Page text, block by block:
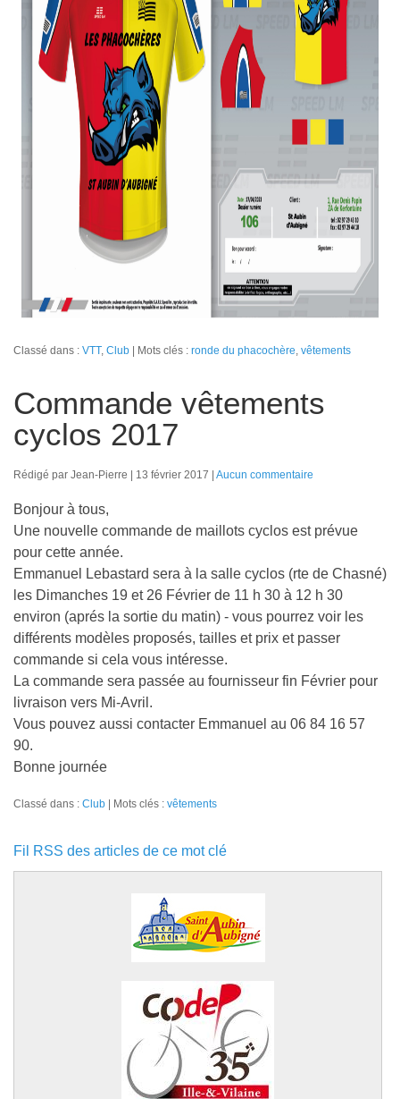
Classé dans : VTT, Club Mots clés : ronde du phacochère vêtements
Commande vêtements
cyclos 2017
Rédigé par Jean-Pierre 13 février 2017 Aucun commentaire
Bonjour à tous,
Une nouvelle commande de maillots cyclos est prévue
pour cette année.
Emmanuel Lebastard sera à la salle cyclos (rte de Chasné)
les Dimanches 19 et 26 Février de 11 h 30 à 12 h 30
environ (aprés la sortie du matin) - vous pourrez voir les
différents modèles proposés, tailles et prix et passer
commande si cela vous intéresse.
La commande sera passée au fournisseur fin Février pour
livraison vers Mi-Avril.
Vous pouvez aussi contacter Emmanuel au 06 84 16 57
90.
Bonne journée
Classé dans : Club Mots clés : vêtements
Fil RSS des articles de ce mot clé